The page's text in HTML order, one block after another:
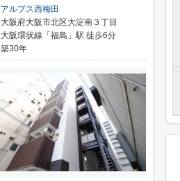
アルプス西梅田
大阪府大阪市北区大淀南３丁目
大阪環状線「福島」駅 徒歩6分
築30年